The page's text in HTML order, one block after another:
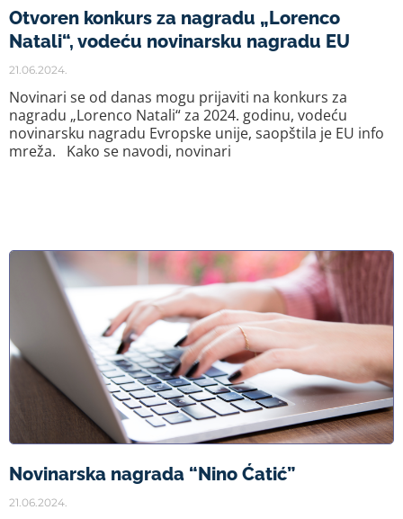
Otvoren konkurs za nagradu „Lorenco
Natali“, vodeću novinarsku nagradu EU
21.06.2024.
Novinari se od danas mogu prijaviti na konkurs za
nagradu „Lorenco Natali“ za 2024. godinu, vodeću
novinarsku nagradu Evropske unije, saopštila je EU info
mreža. Kako se navodi, novinari
Novinarska nagrada “Nino Ćatić”
21.06.2024.